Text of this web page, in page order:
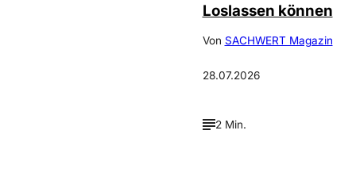
Loslassen können
Von SACHWERT Magazin
28.07.2026
2 Min.